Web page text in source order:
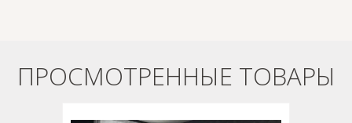
ПРОСМОТРЕННЫЕ ТОВАРЫ